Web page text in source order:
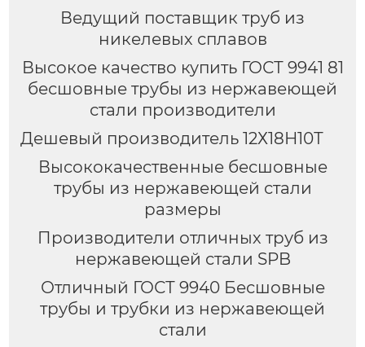
Ведущий поставщик труб из
никелевых сплавов
Высокое качество купить ГОСТ 9941 81
бесшовные трубы из нержавеющей
стали производители
Дешевый производитель 12Х18Н10Т
Высококачественные бесшовные
трубы из нержавеющей стали
размеры
Производители отличных труб из
нержавеющей стали SPB
Отличный ГОСТ 9940 Бесшовные
трубы и трубки из нержавеющей
стали